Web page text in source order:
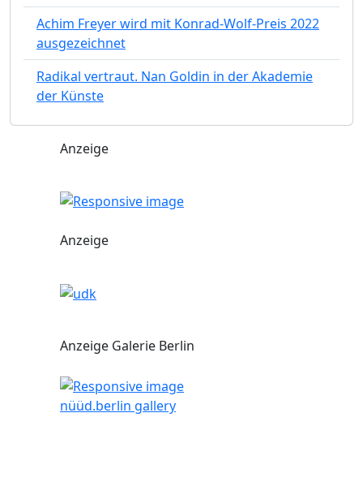
Achim Freyer wird mit Konrad-Wolf-Preis 2022
ausgezeichnet
Radikal vertraut. Nan Goldin in der Akademie
der Künste
Anzeige
Anzeige
Anzeige Galerie Berlin
nüüd.berlin gallery